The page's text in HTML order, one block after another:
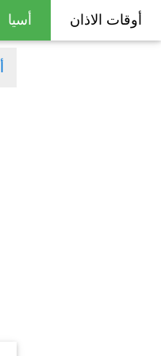
أوقات الاذان أسيا